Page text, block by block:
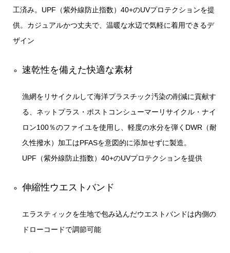
工済み。UPF（紫外線防止指数）40+のUVプロテクションを提
供。カジュアルかつ丈夫で、温暖な水辺で気軽に着用できるデ
ザイン
速乾性を備えた快適な素材
漁網をリサイクルして海洋プラスチック汚染の削減に貢献す
る、ネットプラス・ポストコンシューマーリサイクル・ナイ
ロン100％のファイユを使用し、軽度の水分を弾くDWR（耐
久性撥水）加工はPFASを意図的に添加せずに製造。
UPF（紫外線防止指数）40+のUVプロテクションを提供
伸縮性ウエストバンド
エラスティックを生地で包み込んだウエストバンドは内側の
ドローコードで調節可能